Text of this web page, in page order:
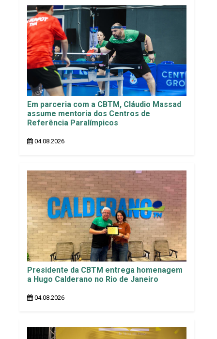
Em parceria com a CBTM, Cláudio Massad
assume mentoria dos Centros de
Referência Paralímpicos
04.08.2026
Presidente da CBTM entrega homenagem
a Hugo Calderano no Rio de Janeiro
04.08.2026